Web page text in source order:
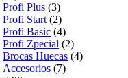
Profi Plus (3)
Profi Start (2)
Profi Basic (4)
Profi Zpecial (2)
Brocas Huecas (4)
Accesorios (7)